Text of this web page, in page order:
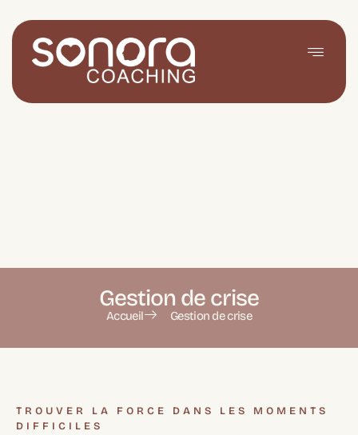
Gestion de crise
Accueil Gestion de crise
TROUVER LA FORCE DANS LES MOMENTS
DIFFICILES